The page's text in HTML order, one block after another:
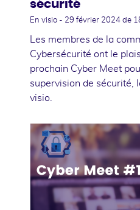
sécurité
En visio - 29 février 2024 de
Les membres de la
Cybersécurité ont le
prochain Cyber Meet
supervision de sécurité,
visio.